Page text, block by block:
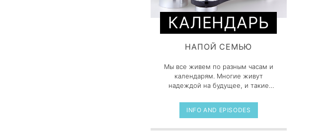
КАЛЕНДАРЬ
НАПОЙ СЕМЬЮ
Мы все живем по разным часам и
календарям. Многие живут
надеждой на будущее, и такие
надеются на быстрый успех —
выигрыш в лотерею или что-нибудь
важны. И деньги важны. Но главное
INFO AND EPISODES